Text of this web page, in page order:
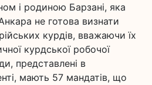
і родиною Барзані, яка
не готова визнати
курдів, вважаючи їх
курдської робочої
представлені в
мають 57 мандатів, що